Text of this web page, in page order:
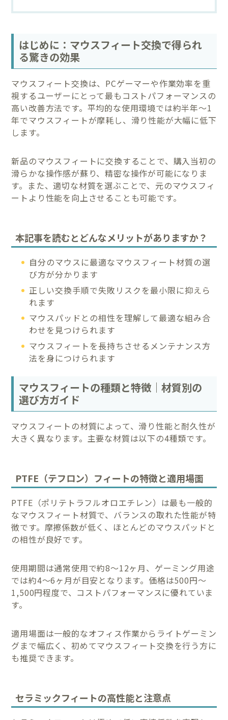
はじめに：マウスフィート交換で得られ
る驚きの効果
マウスフィート交換は、PCゲーマーや作業効率を重
視するユーザーにとって最もコストパフォーマンスの
高い改善方法です。平均的な使用環境では約半年〜1
年でマウスフィートが摩耗し、滑り性能が大幅に低下
します。
新品のマウスフィートに交換することで、購入当初の
滑らかな操作感が蘇り、精密な操作が可能になりま
す。また、適切な材質を選ぶことで、元のマウスフィ
ートより性能を向上させることも可能です。
本記事を読むとどんなメリットがありますか？
自分のマウスに最適なマウスフィート材質の選
び方が分かります
正しい交換手順で失敗リスクを最小限に抑えら
れます
マウスパッドとの相性を理解して最適な組み合
わせを見つけられます
マウスフィートを長持ちさせるメンテナンス方
法を身につけられます
マウスフィートの種類と特徴｜材質別の
選び方ガイド
マウスフィートの材質によって、滑り性能と耐久性が
大きく異なります。主要な材質は以下の4種類です。
PTFE（テフロン）フィートの特徴と適用場面
PTFE（ポリテトラフルオロエチレン）は最も一般的
なマウスフィート材質で、バランスの取れた性能が特
徴です。摩擦係数が低く、ほとんどのマウスパッドと
の相性が良好です。
使用期間は通常使用で約8〜12ヶ月、ゲーミング用途
では約4〜6ヶ月が目安となります。価格は500円〜
1,500円程度で、コストパフォーマンスに優れていま
す。
適用場面は一般的なオフィス作業からライトゲーミン
グまで幅広く、初めてマウスフィート交換を行う方に
も推奨できます。
セラミックフィートの高性能と注意点